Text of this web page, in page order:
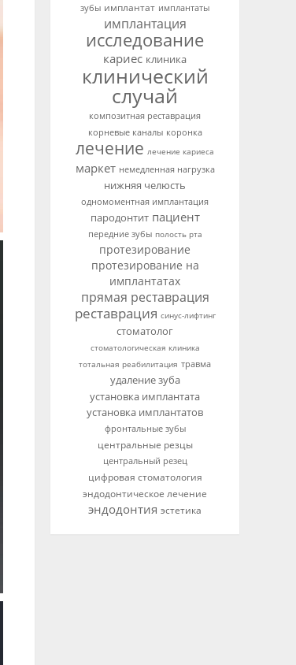
зубы имплантат имплантаты
имплантация
исследование
кариес клиника
клинический
случай
композитная реставрация
корневые каналы коронка
лечение лечение кариеса
маркет немедленная нагрузка
нижняя челюсть
одномоментная имплантация
пародонтит пациент
передние зубы полость рта
протезирование
протезирование на
имплантатах
прямая реставрация
реставрация синус-лифтинг
стоматолог
стоматологическая клиника
тотальная реабилитация травма
удаление зуба
установка имплантата
установка имплантатов
фронтальные зубы
центральные резцы
центральный резец
цифровая стоматология
эндодонтическое лечение
эндодонтия эстетика